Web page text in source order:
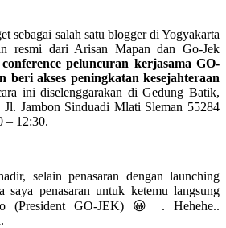
sebagai salah satu blogger di Yogyakarta
resmi dari Arisan Mapan dan Go-Jek
conference peluncuran kerjasama GO-
beri akses peningkatan kesejahteraan
ini diselenggarakan di Gedung Batik,
Jambon Sinduadi Mlati Sleman 55284
– 12:30.
selain penasaran dengan launching
saya penasaran untuk ketemu langsung
(President GO-JEK) 😀 . Hehehe..